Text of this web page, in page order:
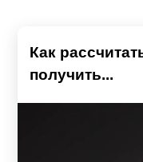
Как
получить...